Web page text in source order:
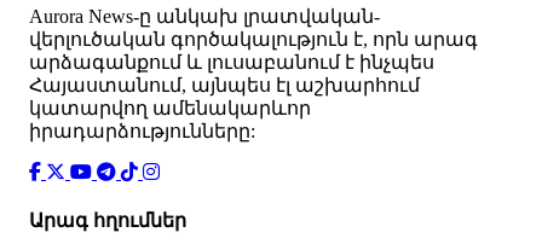
Аurora News-ը անկախ լրատվական-
վերլուծական գործակալություն է, որն արագ
արձագանքում և լուսաբանում է ինչպես
Հայաստանում, այնպես էլ աշխարհում
կատարվող ամենակարևոր
իրադարձությունները:
Արագ հղումներ